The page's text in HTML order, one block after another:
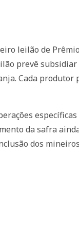
leilão de Prêmio
prevê subsidiar
Cada produtor
da safra
dos